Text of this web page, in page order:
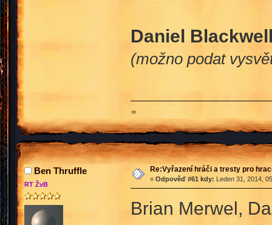
Daniel
(možno podat
♒
Ben Thruffle
RT ŽvB
Re:Vyřazení hráči a tresty pro
« Odpověď #61 kdy: Leden 31, 2014,
Brian Merwel,